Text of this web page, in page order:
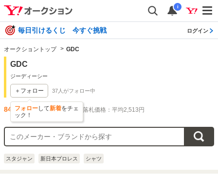
i
毎日引けるくじ 今すぐ挑戦 ログイン
オークショントップ GDC
GDC
ジーディーシー
＋フォロー
フォローして新着をチェ
ック！
37 人がフォロー中
847件出品されています 落札価格：平均2,513円
スタジャン 新日本プロレス シャツ